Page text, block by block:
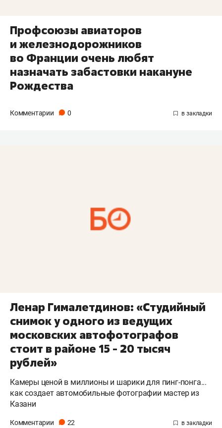
Профсоюзы авиаторов
и железнодорожников
во Франции очень любят
назначать забастовки накануне
Рождества
Комментарии 0
Ленар Гималетдинов: «Студийный
снимок у одного из ведущих
московских автофотографов
стоит в районе 15 - 20 тысяч
рублей»
Камеры ценой в миллионы и шарики для пинг-понга...
как создает автомобильные фотографии мастер из
Казани
Комментарии 22